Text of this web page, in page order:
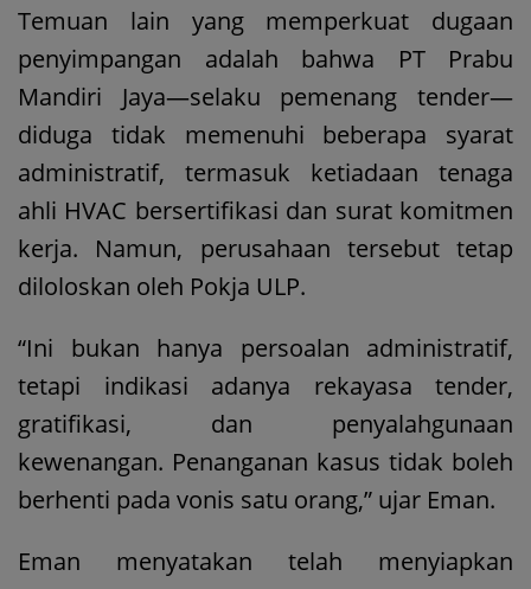
Temuan lain yang memperkuat dugaan
penyimpangan adalah bahwa PT Prabu
Mandiri Jaya—selaku pemenang tender—
diduga tidak memenuhi beberapa syarat
administratif, termasuk ketiadaan tenaga
ahli HVAC bersertifikasi dan surat komitmen
kerja. Namun, perusahaan tersebut tetap
diloloskan oleh Pokja ULP.
“Ini bukan hanya persoalan administratif,
tetapi indikasi adanya rekayasa tender,
gratifikasi, dan penyalahgunaan
kewenangan. Penanganan kasus tidak boleh
berhenti pada vonis satu orang,” ujar Eman.
Eman menyatakan telah menyiapkan